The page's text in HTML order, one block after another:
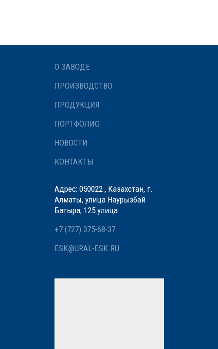
О ЗАВОДЕ
ПРОИЗВОДСТВО
ПРОДУКЦИЯ
ПОРТФОЛИО
НОВОСТИ
КОНТАКТЫ
Адрес: 050022 , Казахстан, г.
Алматы, улица Наурызбай
Батыра, 125 улица
+7 (727) 375-68-37
ESK@URAL-ESK.RU